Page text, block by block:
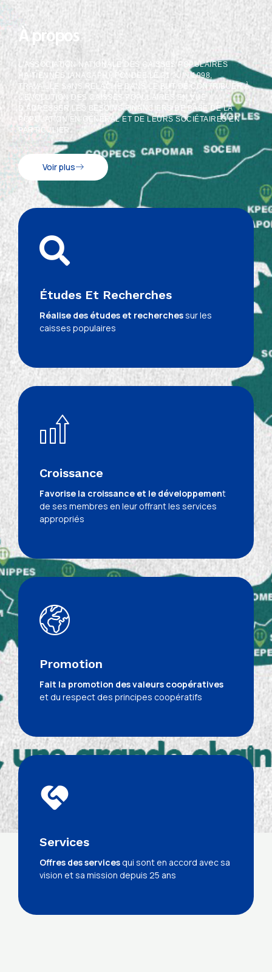
À propos
L’ASSOCIATION NATIONALE DES CAISSES POPULAIRES
HAÏTIENNES (ANACAPH), FONDÉE LE 21 JUIN 1998,
TRAVAILLE SANS RELÂCHE DANS LE BUT DE CONTRIBUER À
L’ÉVOLUTION DES CAISSES POPULAIRES EN VUE
D’ADRESSER LES BESOINS FINANCIERS DE BASE DE LA
POPULATION EN GÉNÉRAL ET DE LEURS SOCIÉTAIRES EN
PARTICULIER.
Voir plus
Études Et Recherches
Réalise des études et recherchessur les
caisses populaires
Croissance
Favorise la croissance et le développement
de ses membres en leur offrant les services
appropriés
Promotion
Fait la promotion des valeurs coopératives
et du respect des principes coopératifs
Services
Offres des servicesqui sont en accord avec sa
vision et sa mission depuis 25 ans